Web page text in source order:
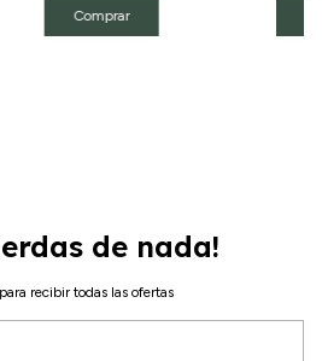
de nada!
recibir todas las ofertas